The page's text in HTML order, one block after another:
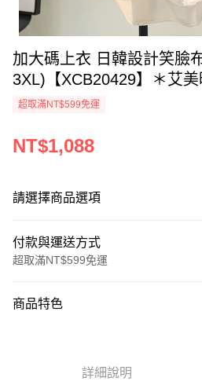
加大碼上衣 日韓設計笑臉
3XL)【XCB20429】＊艾
超取滿NT$599免運
NT$1,088
請選擇商品選項
付款與運送方式
超取滿NT$599免運
信用卡一次付款
商品特色
詳細說明